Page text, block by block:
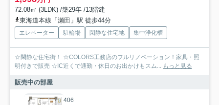
72.08㎡ (3LDK) /築29年 /13階建
東海道本線「瀬田」駅 徒歩44分
エレベーター 駐輪場 閑静な住宅地 集中浄化槽
☆閑静な住宅街！ ☆COLORS工務店のフルリノベーション！家具・照
明付きで販売 ☆IC近くで通勤・休日のお出かけもスム... もっと見る
販売中の部屋
406